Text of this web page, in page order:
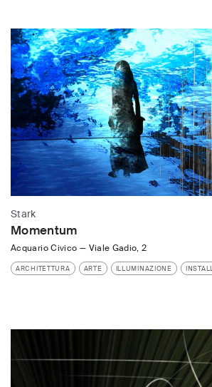
Stark
Momentum
Acquario Civico — Viale Gadio, 2
ARCHITETTURA ARTE ILLUMINAZIONE